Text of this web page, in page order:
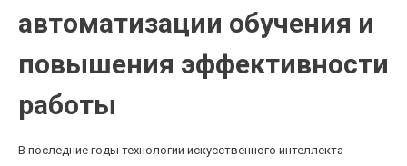
автоматизации обучения и
повышения эффективности
работы
В последние годы технологии искусственного интеллекта